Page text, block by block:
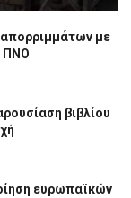
με
ΠΝΟ
βιβλίου
ευρωπαϊκών